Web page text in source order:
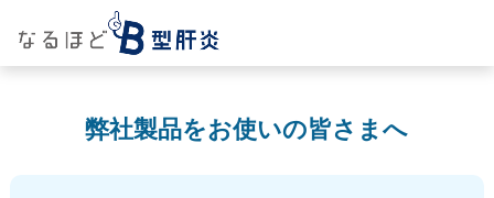
弊社製品をお使いの皆さまへ